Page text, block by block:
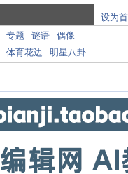
设为
- 专题 - 谜语 - 偶像
- 体育花边 - 明星八卦